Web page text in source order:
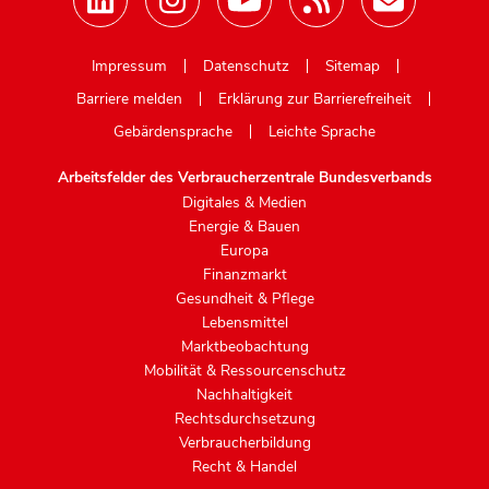
Impressum
Datenschutz
Sitemap
Barriere melden
Erklärung zur Barrierefreiheit
Gebärdensprache
Leichte Sprache
Arbeitsfelder des Verbraucherzentrale Bundesverbands
Digitales & Medien
Energie & Bauen
Europa
Finanzmarkt
Gesundheit & Pflege
Lebensmittel
Marktbeobachtung
Mobilität & Ressourcenschutz
Nachhaltigkeit
Rechtsdurchsetzung
Verbraucherbildung
Recht & Handel